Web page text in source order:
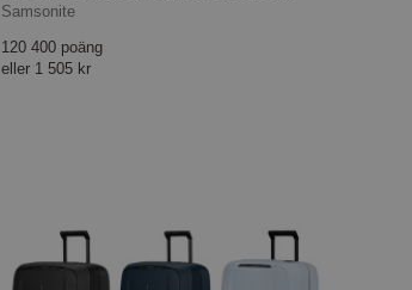
Samsonite
120 400 poäng
eller 1 505 kr